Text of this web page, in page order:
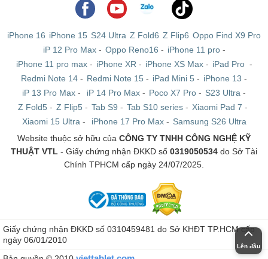
iPhone 16 iPhone 15 S24 Ultra Z Fold6 Z Flip6 Oppo Find X9 Pro
iP 12 Pro Max- Oppo Reno16 - iPhone 11 pro-
iPhone 11 pro max- iPhone XR- iPhone XS Max- iPad Pro -
Redmi Note 14 - Redmi Note 15 - iPad Mini 5 - iPhone 13 -
iP 13 Pro Max - iP 14 Pro Max - Poco X7 Pro - S23 Ultra -
Z Fold5 - Z Flip5 - Tab S9 - Tab S10 series - Xiaomi Pad 7 -
Xiaomi 15 Ultra- iPhone 17 Pro Max- Samsung S26 Ultra
Website thuộc sở hữu của CÔNG TY TNHH CÔNG NGHỆ KỸ
THUẬT VTL - Giấy chứng nhận ĐKKD số 0319050534 do Sở Tài
Chính TPHCM cấp ngày 24/07/2025.
Giấy chứng nhận ĐKKD số 0310459481 do Sở KHĐT TP.HCM cấp
ngày 06/01/2010
Lên đầu